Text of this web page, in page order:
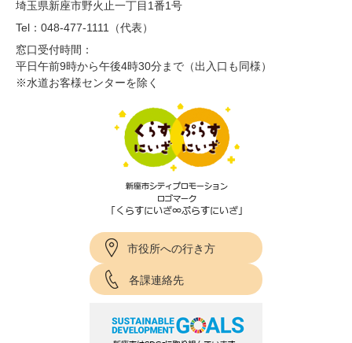
埼玉県新座市野火止一丁目1番1号
Tel：048-477-1111（代表）
窓口受付時間：
平日午前9時から午後4時30分まで（出入口も同様）
※水道お客様センターを除く
市役所への行き方
各課連絡先